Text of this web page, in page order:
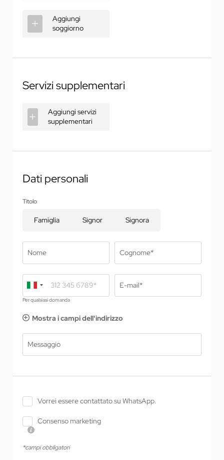
Aggiungi
soggiorno
Servizi supplementari
Aggiungi servizi
supplementari
Dati personali
Titolo
Famiglia Signor Signora
Nome Cognome*
Per qualsiasi domanda
E-mail*
Mostra i campi dell'indirizzo
Messaggio
Vorrei essere contattato su WhatsApp.
Consenso marketing
*campi obbligatori